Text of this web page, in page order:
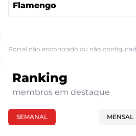
Flamengo
Portal não encontrado ou não
Ranking
membros em destaque
SEMANAL MENSAL